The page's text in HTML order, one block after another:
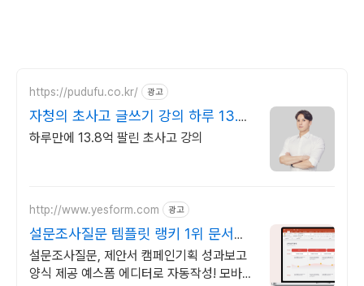
https://pudufu.co.kr/ 광고
자청의 초사고 글쓰기 강의 하루 13.8
억 팔린 강의
하루만에 13.8억 팔린 초사고 강의
http://www.yesform.com 광고
설문조사질문 템플릿 랭키 1위 문서서
식 플랫폼
설문조사질문, 제안서 캠페인기획 성과보고
양식 제공 예스폼 에디터로 자동작성! 모바일